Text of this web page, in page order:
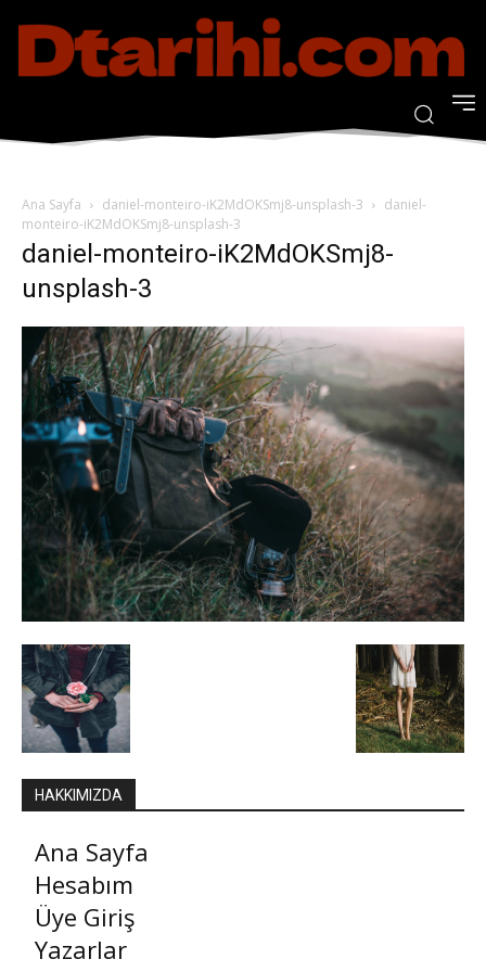
Ana Sayfa daniel-monteiro-iK2MdOKSmj8-unsplash-3
daniel-
monteiro-iK2MdOKSmj8-unsplash-3
daniel-monteiro-iK2MdOKSmj8-
unsplash-3
HAKKIMIZDA
Ana Sayfa
Hesabım
Üye Giriş
Yazarlar